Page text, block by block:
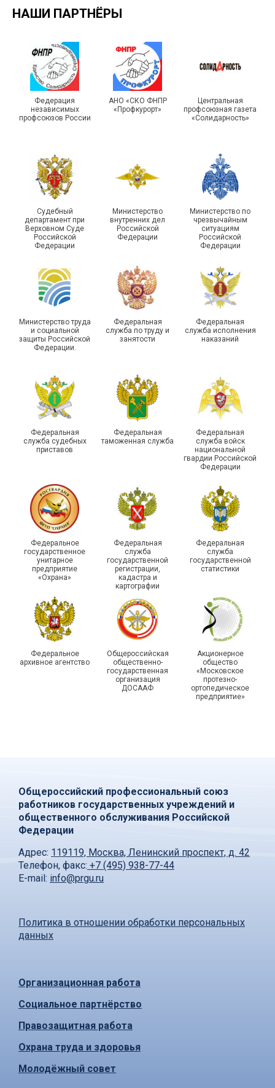
29 первичных
профсоюзных
организаций ГУФСИН
России по Пермскому
краю приняли участие в
туристическом слете
215-й юбилей
государственной
статистики отметили в
Республике Саха (Якутия)
подарки
Молодежный совет
Адыгейской организации
Профсоюза подвел итоги
векторы развития
приняли участие в
молодежном форуме
«Профсоюзная миссия –
2026»
Выпускники школы
молодого профлидера в
Самаре получили
Круглый стол для
представителей
молодежных советов
профсоюзных
организаций Тюмени
Диалог и развитие:
социальные партнеры
оценили работу
Адыгейской организации
Профсоюза за 2025 год
НАШИ ПАРТНЁРЫ
Федерация
независимых
профсоюзов России
АНО «СКО ФНПР
«Профкурорт»
Центральная
профсоюзная газета
«Солидарность»
Судебный
департамент при
Верховном Суде
Российской
Федерации
Министерство
внутренних дел
Российской
Федерации
Министерство по
чрезвычайным
ситуациям
Российской
Федерации
Министерство труда
и социальной
защиты Российской
Федерации.
Федеральная
служба по труду и
занятости
Федеральная
служба исполнения
наказаний
Федеральная
служба судебных
приставов
Федеральная
таможенная служба
Федеральная
служба войск
национальной
гвардии Российской
Федерации
Федеральное
государственное
унитарное
предприятие
«Охрана»
Федеральная
служба
государственной
регистрации,
кадастра и
картографии
Федеральная
служба
государственной
статистики
Федеральное
архивное агентство
Общероссийская
общественно-
государственная
организация
ДОСААФ
Акционерное
общество
«Московское
протезно-
ортопедическое
предприятие»
Общероссийский профессиональный союз
работников государственных учреждений и
общественного обслуживания Российской
Федерации
Адрес: 119119, Москва, Ленинский проспект, д. 42
Телефон, факс: +7 (495) 938-77-44
E-mail: info@prgu.ru
Политика в отношении обработки персональных
данных
Организационная работа
Социальное партнёрство
Правозащитная работа
Охрана труда и здоровья
Молодёжный совет